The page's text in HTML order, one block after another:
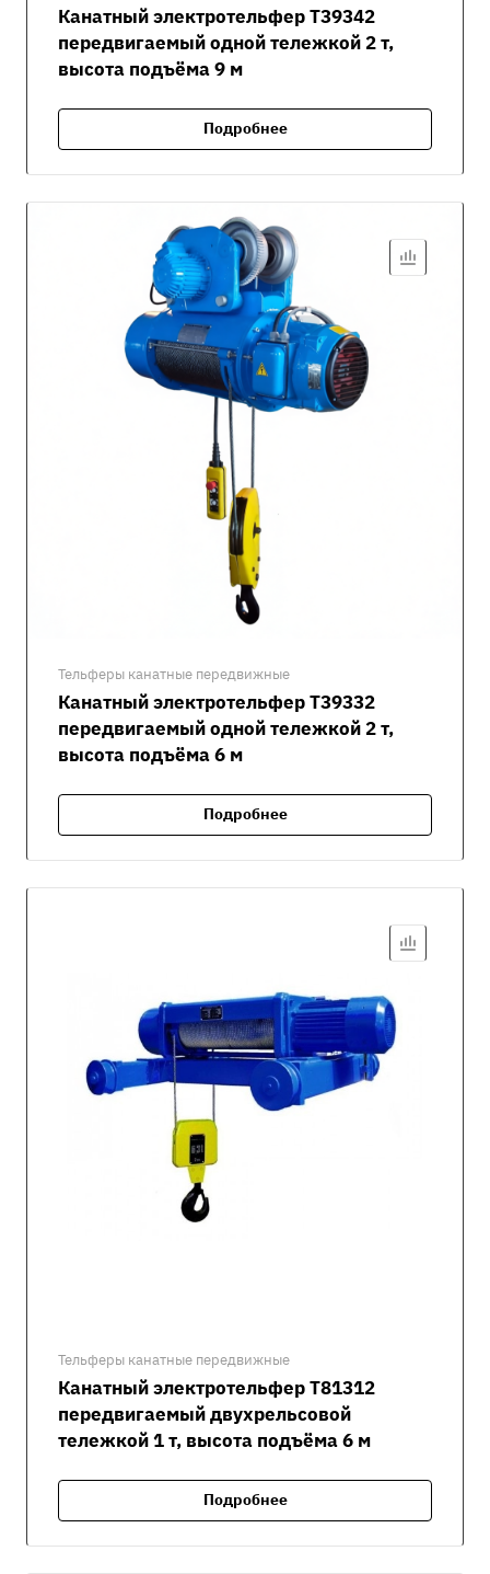
Канатный электротельфер Т39342
передвигаемый одной тележкой 2 т,
высота подъёма 9 м
Подробнее
Тельферы канатные передвижные
Канатный электротельфер Т39332
передвигаемый одной тележкой 2 т,
высота подъёма 6 м
Подробнее
Тельферы канатные передвижные
Канатный электротельфер Т81312
передвигаемый двухрельсовой
тележкой 1 т, высота подъёма 6 м
Подробнее